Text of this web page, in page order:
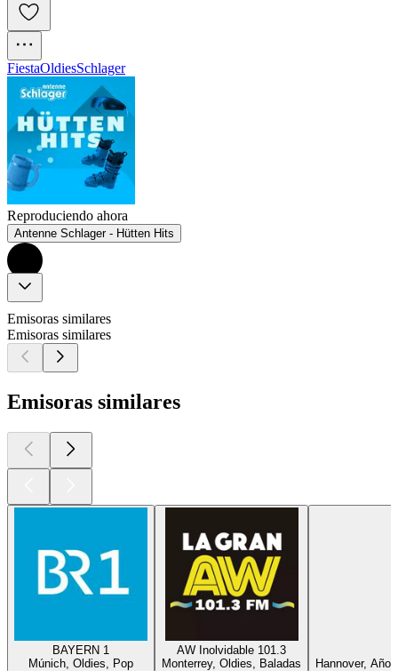
FiestaOldiesSchlager
Reproduciendo ahora
Antenne Schlager - Hütten Hits
Emisoras similares
Emisoras similares
Emisoras similares
BAYERN 1
Múnich, Oldies, Pop
AW Inolvidable 101.3
Monterrey, Oldies, Baladas
Hannover,